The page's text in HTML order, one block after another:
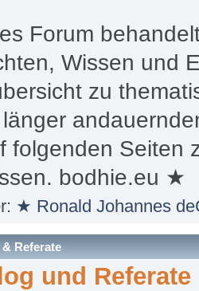
Forum
Wissen und
zu
folgenden Seiten
bodhie.eu ★
★ Ronald Johannes
Referate
und Referate